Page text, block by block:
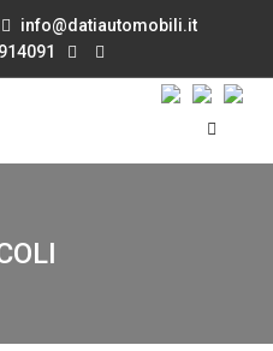
info@datiautomobili.it